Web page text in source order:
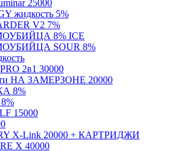
жидкость 5%
V2 7%
8% ICE
SOUR 8%
2в1 30000
НА ЗАМЕРЗОНЕ 20000
8%
15000
X-Link 20000 + КАРТРИДЖИ
X 40000